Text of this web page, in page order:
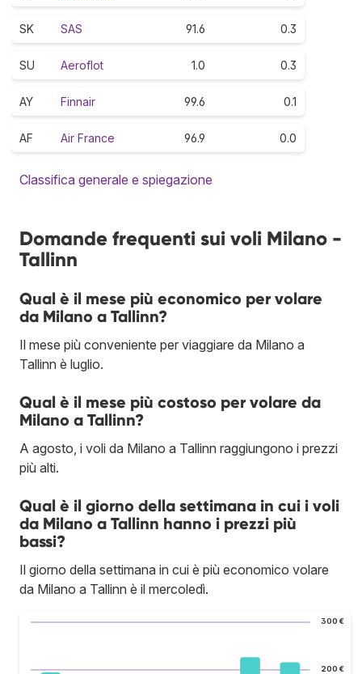
SK SAS 91.6 0.3
SU Aeroflot 1.0 0.3
AY Finnair 99.6 0.1
AF Air France 96.9 0.0
Classifica generale e spiegazione
Domande frequenti sui voli Milano -
Tallinn
Qual è il mese più economico per volare
da Milano a Tallinn?
Il mese più conveniente per viaggiare da Milano a
Tallinn è luglio.
Qual è il mese più costoso per volare da
Milano a Tallinn?
A agosto, i voli da Milano a Tallinn raggiungono i prezzi
più alti.
Qual è il giorno della settimana in cui i voli
da Milano a Tallinn hanno i prezzi più
bassi?
Il giorno della settimana in cui è più economico volare
da Milano a Tallinn è il mercoledì.
200 €
300 €